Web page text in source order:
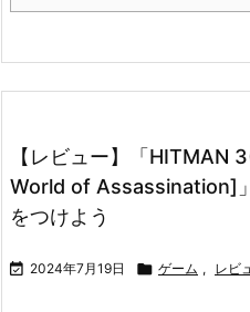
【レビュー】「HITMAN
World of Assassination]
をつけよう
 2024年7月19日  ゲーム , レビ